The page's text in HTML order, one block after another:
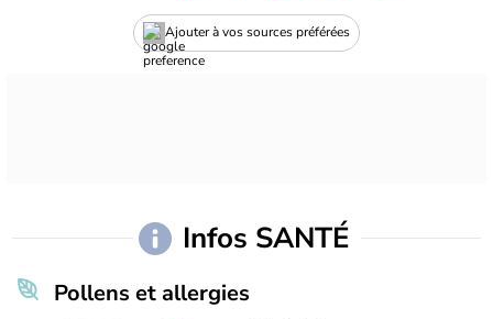
Ajouter à vos sources préférées
Infos SANTÉ
Pollens et allergies